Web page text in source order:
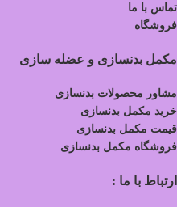
تماس با ما
فروشگاه
مکمل بدنسازی و عضله سازی
مشاور محصولات بدنسازی
خرید مکمل بدنسازی
قیمت مکمل بدنسازی
فروشگاه مکمل بدنسازی
ارتباط با ما :